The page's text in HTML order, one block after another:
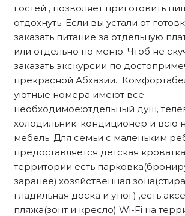
гостей , позволяет приготовить
отдохнуть. Если вы устали от
заказать питание за отдельную
или отдельно по меню. Чтоб не
заказать экскурсии по
прекрасной Абхазии.
уютные номера имеют все
необходимое:отдельный душ,
холодильник, кондиционер и всю
мебель. Для семьи с маленьким
предоставляется детская
территории есть
заранее),хозяйственная
гладильная доска и утюг) ,есть
пляжа(зонт и кресло) Wi-Fi на